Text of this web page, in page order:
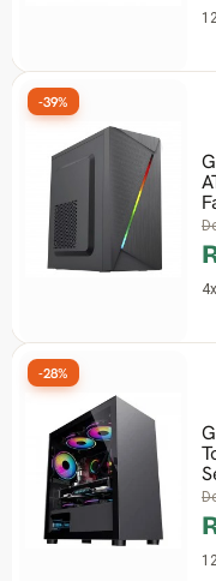
12x
De:
4x
-39%
De:
12x
-28%